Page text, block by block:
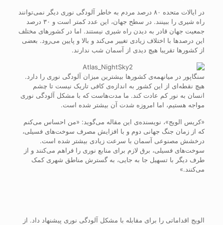
در ایالات متحده ۸۰ درصد مردم به خاطر آلودگی نوری دیگر نمی‌توانند
راه شیری را ببینند. در سطح جهان، این عدد کمتر است و ۳۰ درصد
جمعیت جهان قادر به دیدن راه شیری نیستند. اما در کشورهای مختلف
این درصدها با اختلاف زیادی تغییر می‌کند و بالا و پایین می‌رود. بعضی
از کشورها تقریبا هیچ دیدی از آسمان شب ندارند.
سنگاپور در میانهمه‌ی کشورها بیشترین میزان آلودگی نوری را دارد.
هیچ نقطه‌ای از این کشور به اندازه‌ی کافی تاریک نیست تا چشم
انسان به نور کم عادت کند. ما مدت‌هاست که با مشکل آلودگی نوری
مواجه هستیم، اما امروزه شدت آن بیشتر شده است.
«کریس الویج»، نویسنده‌ی این مقاله می‌گوید: «من احساس می‌کنم
که از زمان جنگ جهانی دوم و با افزایش مصرف سوخت‌های فسیلی،
درخشش مصنوعی آسمان با سرعت زیادی بیشتر شده است.
سوخت‌های فسیلی، برق لازم برای منابع نوری را فراهم می‌کنند و از
طرف دیگر با تسهیل جا به جایی، به گسترش مناطق شهری کمک
می‌کنند.»
الویج اقداماتی را برای مقابله با مشکل آلودگی نوری پیشنهاد داد. از